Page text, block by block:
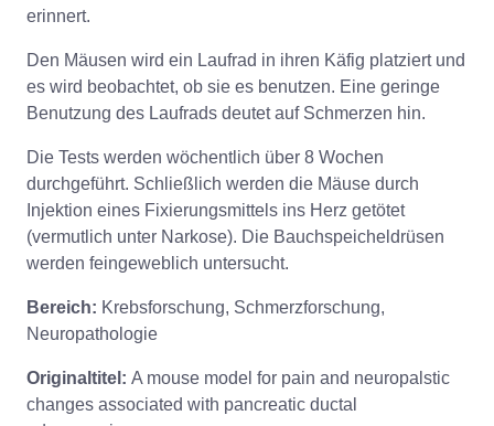
erinnert.
Den Mäusen wird ein Laufrad in ihren Käfig platziert und
es wird beobachtet, ob sie es benutzen. Eine geringe
Benutzung des Laufrads deutet auf Schmerzen hin.
Die Tests werden wöchentlich über 8 Wochen
durchgeführt. Schließlich werden die Mäuse durch
Injektion eines Fixierungsmittels ins Herz getötet
(vermutlich unter Narkose). Die Bauchspeicheldrüsen
werden feingeweblich untersucht.
Bereich: Krebsforschung, Schmerzforschung,
Neuropathologie
Originaltitel: A mouse model for pain and neuropalstic
changes associated with pancreatic ductal